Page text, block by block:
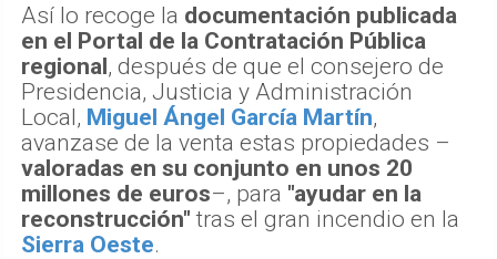
Así lo recoge la documentación publicada
en el Portal de la Contratación Pública
regional, después de que el consejero de
Presidencia, Justicia y Administración
Local, Miguel Ángel García Martín,
avanzase de la venta estas propiedades –
valoradas en su conjunto en unos 20
millones de euros–, para "ayudar en la
reconstrucción" tras el gran incendio en la
Sierra Oeste.